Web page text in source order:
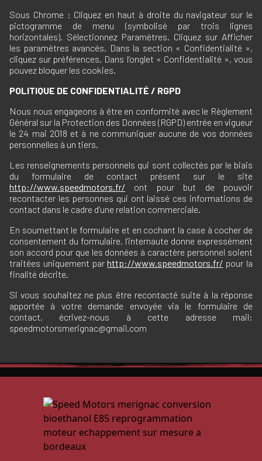
Sous Chrome : Cliquez en haut à droite du navigateur sur le
pictogramme de menu (symbolisé par trois lignes
horizontales). Sélectionnez Paramètres. Cliquez sur Afficher
les paramètres avancés. Dans la section « Confidentialité »,
cliquez sur préférences. Dans l’onglet « Confidentialité », vous
pouvez bloquer les cookies.
POLITIQUE DE CONFIDENTIALITÉ / RGPD
Nous nous engageons à être en conformité avec le Règlement
Général sur la Protection des Données (RGPD) entrée en vigueur
le 24 mai 2018 et à ne communiquer aucune de vos données
personnelles à un tiers.
Les renseignements personnels qui sont collectés par le biais
du formulaire de contact présent sur le site
http://www.speedmotors.fr/ ont pour but de pouvoir
recontacter les personnes qui ont laissé ces informations de
contact dans le cadre d’une relation commerciale.
En soumettant le formulaire et en cochant la case à cocher de
consentement du formulaire, l’internaute donne expressément
son accord pour que les données à caractère personnel soient
traitées uniquement parhttp://www.speedmotors.fr/ pour la
finalité décrite.
Si vous souhaitez ne plus être recontacté suite à la réponse
apportée à votre demande envoyée via le formulaire de
contact, écrivez-nous à cette adresse mail:
speedmotorsmerignac@gmail.com